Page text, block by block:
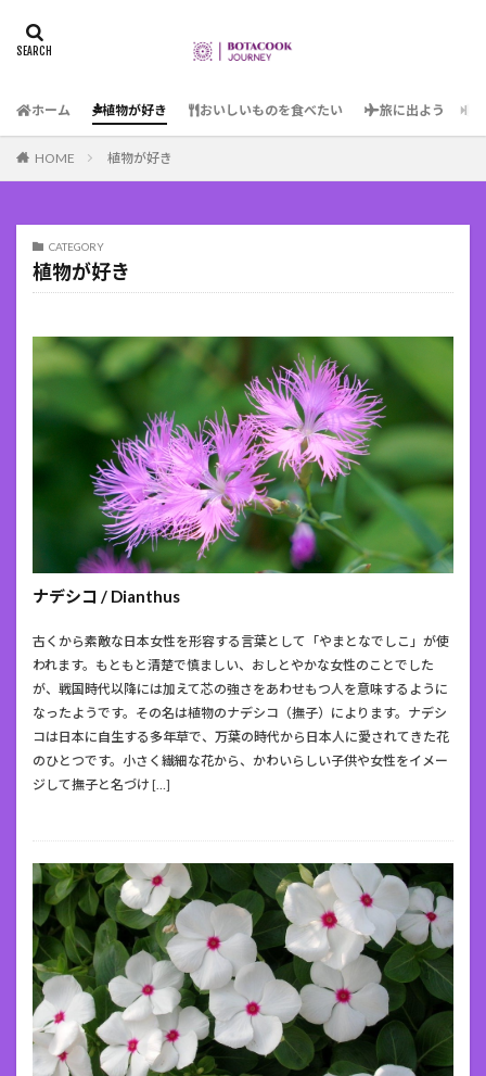
ホーム 植物が好き おいしいものを食べたい 旅に出よう
HOME 植物が好き
CATEGORY
植物が好き
ナデシコ / Dianthus
古くから素敵な日本女性を形容する言葉として「やまとなでしこ」が使
われます。もともと清楚で慎ましい、おしとやかな女性のことでした
が、戦国時代以降には加えて芯の強さをあわせもつ人を意味するように
なったようです。その名は植物のナデシコ（撫子）によります。ナデシ
コは日本に自生する多年草で、万葉の時代から日本人に愛されてきた花
のひとつです。小さく繊細な花から、かわいらしい子供や女性をイメー
ジして撫子と名づけ […]